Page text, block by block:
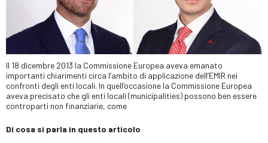
Il 18 dicembre 2013 la Commissione Europea aveva emanato
importanti chiarimenti circa l’ambito di applicazione dell’EMIR nei
confronti degli enti locali. In quell’occasione la Commissione Europea
aveva precisato che gli enti locali (municipalities) possono ben essere
controparti non finanziarie, come
Di cosa si parla in questo articolo